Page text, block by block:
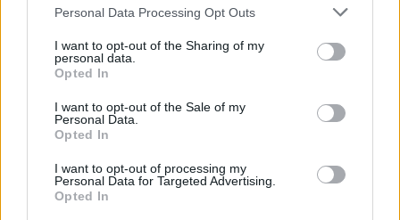
Please note that this website/app uses one or more Google
not limited to your visit or usage behaviour. You may click to
grant or deny consent to Google and its third-party tags to
use your data for below specified purposes in below Google
consent section.
Personal Data Processing Opt Outs
I want to opt-out of the Sharing of my
personal data.
Opted In
I want to opt-out of the Sale of my
Personal Data.
Opted In
I want to opt-out of processing my
Personal Data for Targeted Advertising.
Opted In
Népszerű